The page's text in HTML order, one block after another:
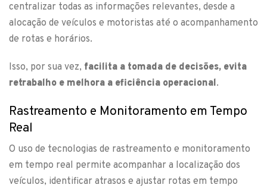
centralizar todas as informações relevantes, desde a
alocação de veículos e motoristas até o acompanhamento
de rotas e horários.
Isso, por sua vez, facilita a tomada de decisões, evita
retrabalho e melhora a eficiência operacional.
Rastreamento e Monitoramento em Tempo
Real
O uso de tecnologias de rastreamento e monitoramento
em tempo real permite acompanhar a localização dos
veículos, identificar atrasos e ajustar rotas em tempo